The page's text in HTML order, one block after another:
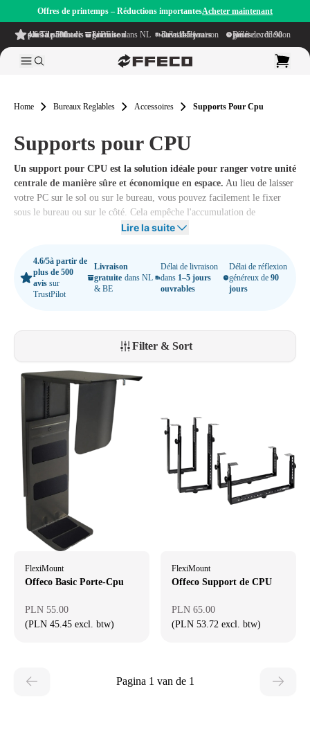
Offres de printemps – Réductions importantesAcheter maintenant
4.6/5
à partir de plus de 500 avis
sur TrustPilot Livraison gratuite
dans NL & BE Délai de livraison dans
1–5 jours ouvrables Délai de réflexion généreux de
90 jours
Home Bureaux Reglables Accessoires Supports Pour Cpu
Supports pour CPU
Un support pour CPU est la solution idéale pour ranger votre unité
centrale de manière sûre et économique en espace. Au lieu de laisser
votre PC sur le sol ou sur le bureau, vous pouvez facilement le fixer
sous le bureau ou sur le côté. Cela empêche l'accumulation de
poussière, réduit l'enchevêtrement des câbles et contribue à un espace de
Lire la suite
4.6/5à partir de
plus de 500
avis sur
TrustPilot
Livraison
gratuite dans NL
& BE
Délai de livraison
dans 1–5 jours
ouvrables
Délai de réflexion
généreux de90
jours
Filter & Sort
FlexiMount
Offeco Basic Porte-Cpu
PLN 55.00
(PLN 45.45 excl. btw)
FlexiMount
Offeco Support de CPU
PLN 65.00
(PLN 53.72 excl. btw)
Pagina 1 van de 1